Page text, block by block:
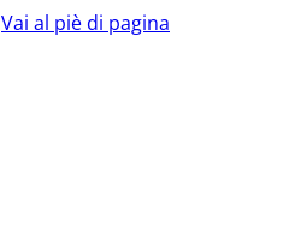
Vai al piè di pagina